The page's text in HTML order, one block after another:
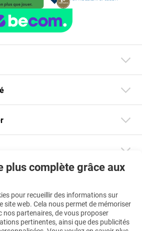
plus complète grâce aux
pour recueillir des informations sur
web. Cela nous permet de mémoriser
nos partenaires, de vous proposer
pertinentes, ainsi que des publicités
notre app